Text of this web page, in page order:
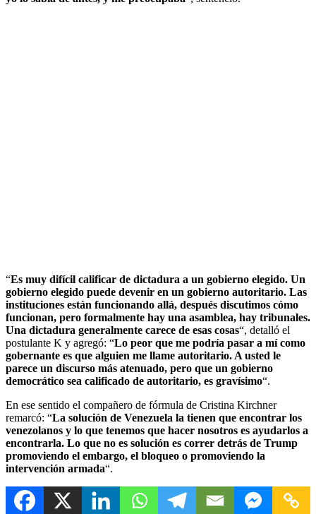
“Es muy difícil calificar de dictadura a un gobierno elegido. Un
gobierno elegido puede devenir en un gobierno autoritario. Las
instituciones están funcionando allá, después discutimos cómo
funcionan, pero formalmente hay una asamblea, hay tribunales.
Una dictadura generalmente carece de esas cosas“, detalló el
postulante K y agregó: “Lo peor que me podría pasar a mí como
gobernante es que alguien me llame autoritario. A usted le
parece un discurso más atenuado, pero que un gobierno
democrático sea calificado de autoritario, es gravísimo“.
En ese sentido el compañero de fórmula de Cristina Kirchner
remarcó: “La solución de Venezuela la tienen que encontrar los
venezolanos y lo que tenemos que hacer nosotros es ayudarlos a
encontrarla. Lo que no es solución es correr detrás de Trump
promoviendo el embargo, el bloqueo o promoviendo la
intervención armada“.